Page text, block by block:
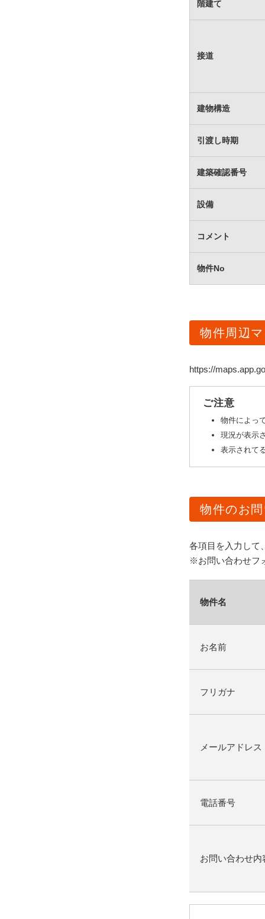
階建て
接道
建物構造
引渡し時期
建築確認番号
設備
コメント
物件No
物件周辺
https://
ご注意
物件によっ
現況が表示
表示されて
物件のお
各項目を入力して
※お問い合わせフ
物件名
お名前
フリガナ
メールアドレス
電話番号
お問い合わせ内